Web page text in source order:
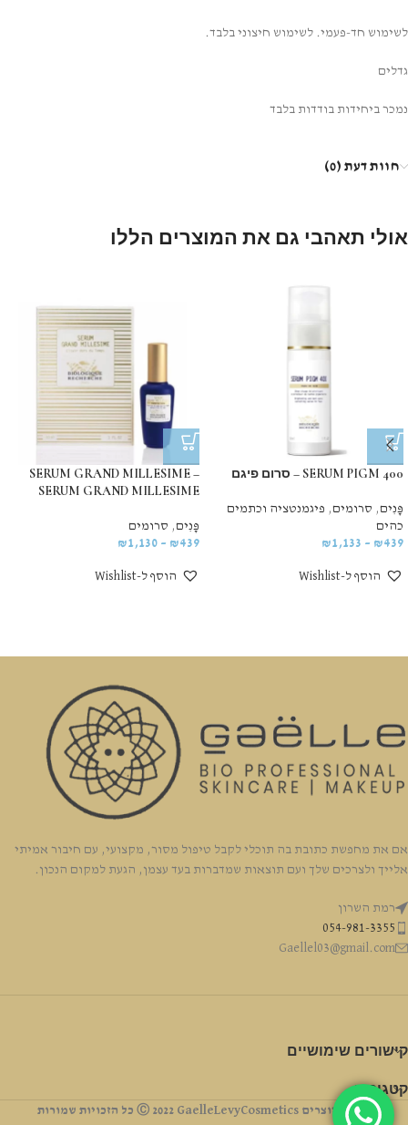
לשימוש חד-פעמי. לשימוש חיצוני בלבד.
גדלים
נמכר ביחידות בודדות בלבד
חוות דעת (0)
אולי תאהבי גם את המוצרים הללו
SERUM PIGM 400 – סרום פיגם
פָּנִים, סרומים, פיגמנטציה וכתמים
כהים
₪439
–
₪1,133
הוסף ל-Wishlist
SERUM GRAND MILLESIME –
SERUM GRAND MILLESIME
פָּנִים, סרומים
₪439
–
₪1,130
הוסף ל-Wishlist
אם את מחפשת כתובת בה תוכלי לקבל טיפול מסור, מקצועי, עם חיבור אמיתי
אלייך ולצרכים שלך ועם תוצאות שמדברות בעד עצמן, הגעת למקום הנכון.
רמת השרון
054-981-3355
Gaellel03@gmail.com
קישורים שימושיים
קטגוריה
זכויות יוצרים Ⓒ 2022 GaelleLevyCosmetics כל הזכויות שמורות